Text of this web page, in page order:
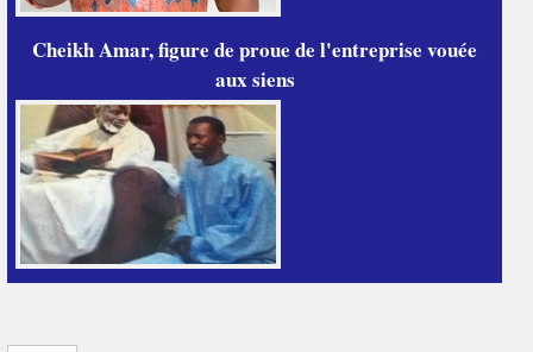
Cheikh Amar, figure de proue de l'entreprise vouée
aux siens